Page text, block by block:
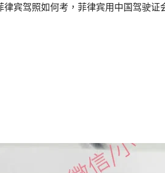
宾驾照如何考，菲律宾用中国驾驶证